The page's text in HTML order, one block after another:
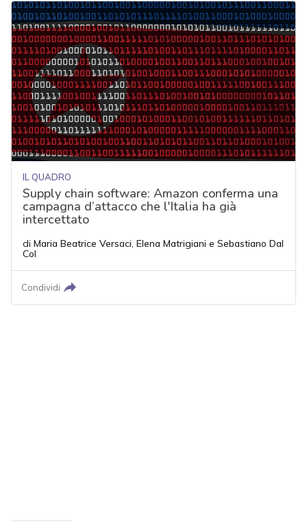
IL QUADRO
Supply chain software: Amazon conferma una
campagna d’attacco che l'Italia ha già
intercettato
di Maria Beatrice Versaci, Elena Matrigiani e Sebastiano Dal
Col
Condividi